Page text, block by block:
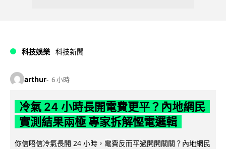
科技娛樂 科技新聞
arthur 6 小時
冷氣 24 小時長開電費更平？內地網民
實測結果兩極 專家拆解慳電邏輯
你信唔信冷氣長開 24 小時，電費反而平過開開關關？內地網民